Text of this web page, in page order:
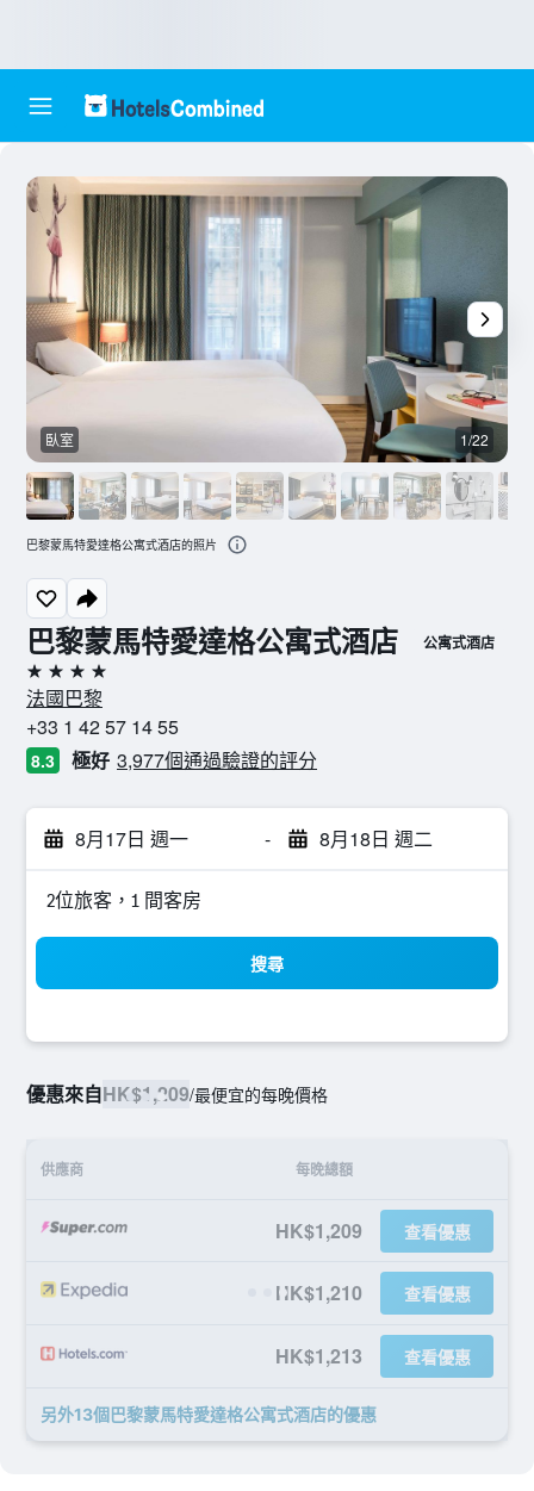
巴黎蒙馬特愛達格公寓式酒店 公寓式酒店
4星級
法國巴黎
+33 1 42 57 14 55
8.3 極好 3,977個通過驗證的評分
8月17日 週一 - 8月18日 週二
2位旅客，1 間客房
搜尋
優惠來自HK$1,209/最便宜的每晚價格
供應商 每晚總額
HK$1,209 查看優惠
HK$1,210 查看優惠
HK$1,213 查看優惠
另外13個巴黎蒙馬特愛達格公寓式酒店​的優惠
臥室 1/22
巴黎蒙馬特愛達格公寓式酒店的照片